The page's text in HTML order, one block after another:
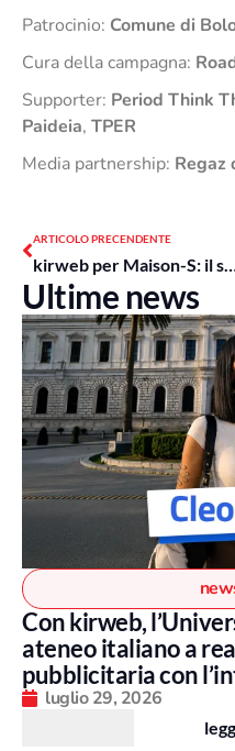
Patrocinio: Comune di
Cura della campagna:
Supporter: Period Think
Paideia, TPER
Media partnership: Regaz
Precedente
ARTICOLO PRECENDENTE
kirweb per Maison-S: il sito
Ultime news
Con kirweb,
ateneo italiano a
pubblicitaria con
luglio 29, 2026